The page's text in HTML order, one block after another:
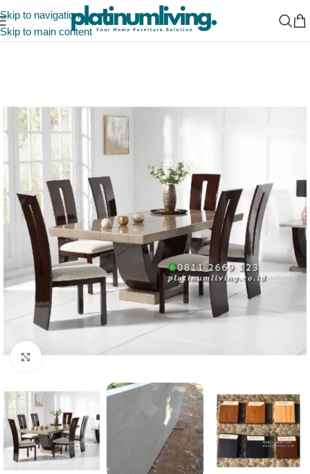
Skip to navigation
Skip to main content
Beranda/Ruang Makan
Click to enlarge